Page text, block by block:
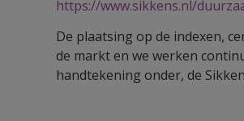
https://www.sikkens.nl/
De plaatsing op de indexen,
de markt en we werken
handtekening onder, de